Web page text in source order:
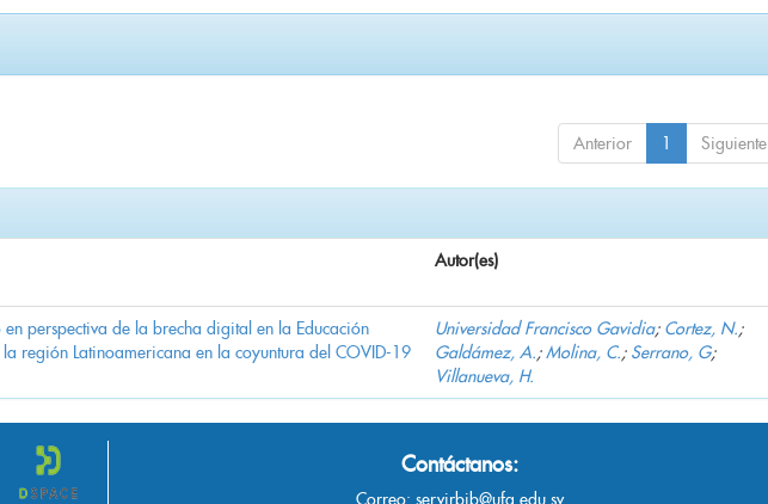
Anterior 1 Siguiente
Autor(es)
en perspectiva de la brecha digital en la Educación
región Latinoamericana en la coyuntura del COVID-19
Universidad Francisco Gavidia; Cortez, N.;
Galdámez, A.;Molina, C.; Serrano, G;
Villanueva, H.
Contáctanos:
Correo: servirbib@ufg.edu.sv